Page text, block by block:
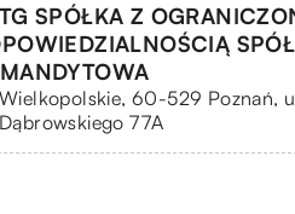
SPÓŁKA Z
Wielkopolskie, 60-529 Poznań,
Dąbrowskiego 77A